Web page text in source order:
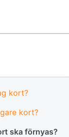
kort?
kort?
ska förnyas?